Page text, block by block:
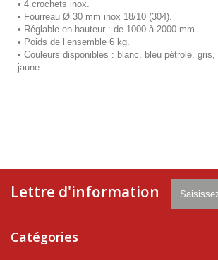
• 4 crochets inox.
• Fourreau Ø 30 mm inox 18/10 (304).
• Réglable en hauteur : de 1000 à 2000 mm.
• Poids de l’ensemble 6 kg.
• Couleurs disponibles : blanc, bleu pétrole,
jaune.
Lettre d'information
Catégories